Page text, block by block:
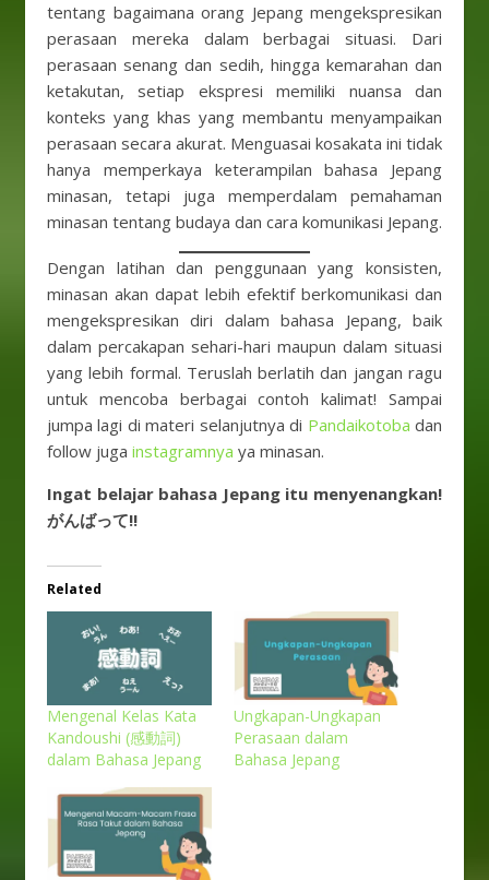
tentang bagaimana orang Jepang mengekspresikan
perasaan mereka dalam berbagai situasi. Dari
perasaan senang dan sedih, hingga kemarahan dan
ketakutan, setiap ekspresi memiliki nuansa dan
konteks yang khas yang membantu menyampaikan
perasaan secara akurat. Menguasai kosakata ini tidak
hanya memperkaya keterampilan bahasa Jepang
minasan, tetapi juga memperdalam pemahaman
minasan tentang budaya dan cara komunikasi Jepang.
Dengan latihan dan penggunaan yang konsisten,
minasan akan dapat lebih efektif berkomunikasi dan
mengekspresikan diri dalam bahasa Jepang, baik
dalam percakapan sehari-hari maupun dalam situasi
yang lebih formal. Teruslah berlatih dan jangan ragu
untuk mencoba berbagai contoh kalimat! Sampai
jumpa lagi di materi selanjutnya di Pandaikotoba dan
follow juga instagramnya ya minasan.
Ingat belajar bahasa Jepang itu menyenangkan!
がんばって!!
Related
Mengenal Kelas Kata
Kandoushi (感動詞)
dalam Bahasa Jepang
Ungkapan-Ungkapan
Perasaan dalam
Bahasa Jepang